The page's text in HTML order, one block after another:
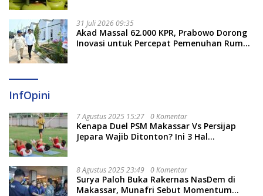
31 Juli 2026 09:35
Akad Massal 62.000 KPR, Prabowo Dorong
Inovasi untuk Percepat Pemenuhan Rumah
InfOpini
7 Agustus 2025 15:27 0 Komentar
Kenapa Duel PSM Makassar Vs Persijap
Jepara Wajib Ditonton? Ini 3 Hal
8 Agustus 2025 23:49 0 Komentar
Surya Paloh Buka Rakernas NasDem di
Makassar, Munafri Sebut Momentum